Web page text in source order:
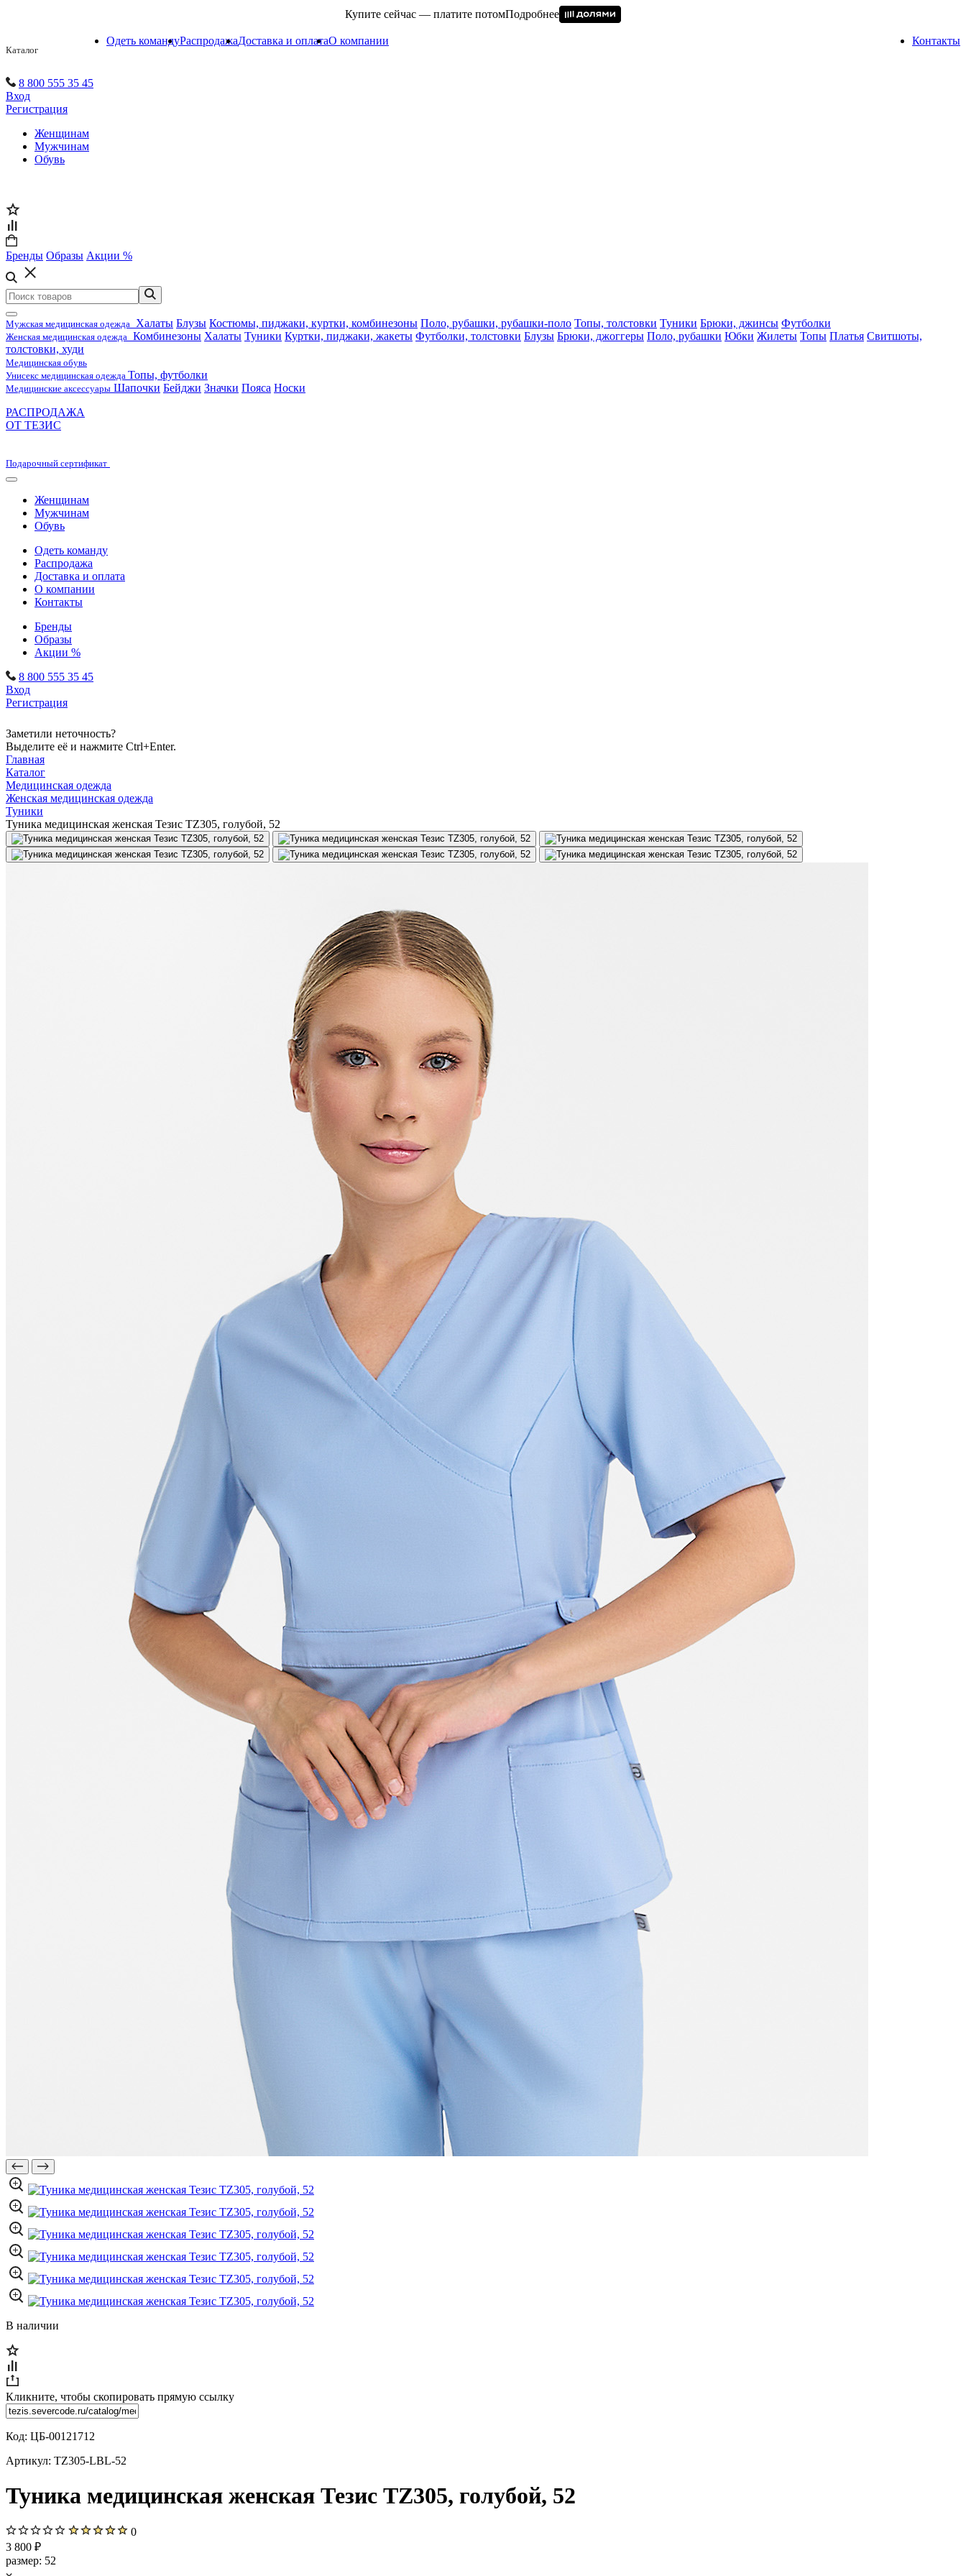
Купите сейчас — платите потомПодробнее
Каталог
Одеть командуРаспродажаДоставка и оплатаО компании Контакты
8 800 555 35 45
Вход
Регистрация
Женщинам
Мужчинам
Обувь
Бренды Образы Акции %
Мужская медицинская одежда Халаты Блузы Костюмы, пиджаки, куртки, комбинезоны Поло, рубашки, рубашки-поло Топы, толстовки Туники Брюки, джинсы Футболки
Женская медицинская одежда Комбинезоны Халаты Туники Куртки, пиджаки, жакеты Футболки, толстовки Блузы Брюки, джоггеры Поло, рубашки Юбки Жилеты Топы Платья Свитшоты,
толстовки, худи
Медицинская обувь
Унисекс медицинская одежда Топы, футболки
Медицинские аксессуары Шапочки Бейджи Значки Пояса Носки
РАСПРОДАЖА
ОТ ТЕЗИС
Подарочный сертификат
Женщинам
Мужчинам
Обувь
Одеть команду
Распродажа
Доставка и оплата
О компании
Контакты
Бренды
Образы
Акции %
8 800 555 35 45
Вход
Регистрация
Заметили неточность?
Выделите её и нажмите Ctrl+Enter.
Главная
Каталог
Медицинская одежда
Женская медицинская одежда
Туники
Туника медицинская женская Тезис TZ305, голубой, 52
В наличии
Кликните, чтобы скопировать прямую ссылку
Код: ЦБ-00121712
Артикул: TZ305-LBL-52
Туника медицинская женская Тезис TZ305, голубой, 52
0
3 800 ₽
размер: 52